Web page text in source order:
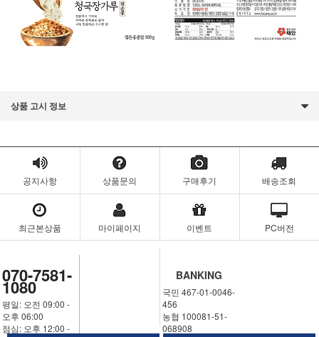
상품 고시 정보
공지사항 상품문의 구매후기 배송조회
최근본상품 마이페이지 이벤트 PC버전
070-7581-
1080
평일: 오전 09:00 -
오후 06:00
점심: 오후 12:00 -
BANKING
국민 467-01-0046-
456
농협 100081-51-
068908